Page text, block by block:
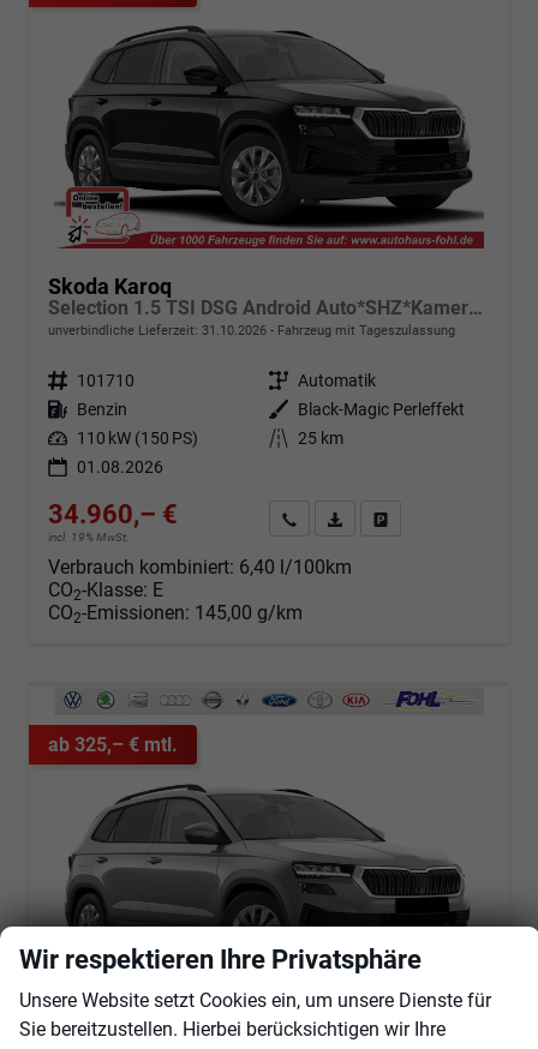
Skoda Karoq
Selection 1.5 TSI DSG Android Auto*SHZ*Kamera*Keyless*PDC v/h*Klimaauto*SUNSET*LED
unverbindliche Lieferzeit: 31.10.2026 Fahrzeug mit Tageszulassung
Fahrzeugnr. 101710 Getriebe Automatik
Kraftstoff Benzin Außenfarbe
Black-Magic Perleffekt
Leistung 110 kW (150 PS) Kilometerstand 25 km
01.08.2026
34.960,– €
incl. 19% MwSt.
Angebot anfordern
Fahrzeugexpose (PDF)
Verbrauch kombiniert: 6,40 l/100km
CO2-Klasse: E
CO2-Emissionen: 145,00 g/km
ab 325,– € mtl.
Wir respektieren Ihre Privatsphäre
Unsere Website setzt Cookies ein, um unsere Dienste für
Sie bereitzustellen. Hierbei berücksichtigen wir Ihre